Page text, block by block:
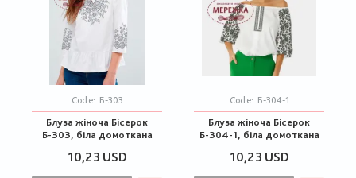
Code: Б-303
Блуза жіноча Бісерок
Б-303, біла домоткана
10,23 USD
Code: Б-304-1
Блуза жіноча Бісерок
Б-304-1, біла домоткана
10,23 USD